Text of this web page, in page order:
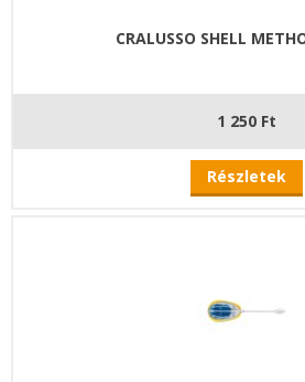
CRALUSSO SHELL
1 250 Ft
Részletek